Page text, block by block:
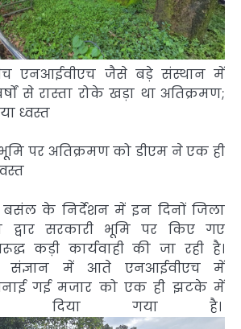
एनआईवीएच जैसे बड़े संस्थान में
से रास्ता रोके खड़ा था अतिक्रमण;
ध्वस्त
पर अतिक्रमण को डीएम ने एक ही
बसंल के निर्देशन में इन दिनों जिला
द्वार सरकारी भूमि पर किए गए
कड़ी कार्यवाही की जा रही है।
ने संज्ञान में आते एनआईवीएच में
गई मजार को एक ही झटके में
दिया गया है।